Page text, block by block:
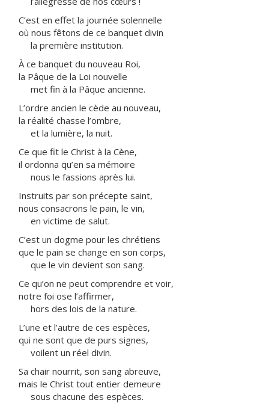
C’est en effet la journée solennelle
où nous fêtons de ce banquet divin
la première institution.
À ce banquet du nouveau Roi,
la Pâque de la Loi nouvelle
met fin à la Pâque ancienne.
L’ordre ancien le cède au nouveau,
la réalité chasse l’ombre,
et la lumière, la nuit.
Ce que fit le Christ à la Cène,
il ordonna qu’en sa mémoire
nous le fassions après lui.
Instruits par son précepte saint,
nous consacrons le pain, le vin,
en victime de salut.
C’est un dogme pour les chrétiens
que le pain se change en son corps,
que le vin devient son sang.
Ce qu’on ne peut comprendre et voir,
notre foi ose l’affirmer,
hors des lois de la nature.
L’une et l’autre de ces espèces,
qui ne sont que de purs signes,
voilent un réel divin.
Sa chair nourrit, son sang abreuve,
mais le Christ tout entier demeure
sous chacune des espèces.